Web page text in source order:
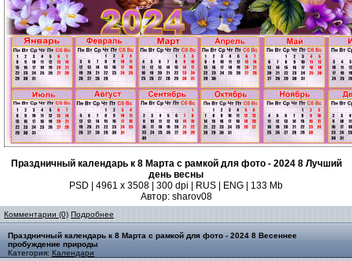
Праздничный календарь к 8 Марта с рамкой для фото - 2024 8 Лучший
день весны
PSD | 4961 х 3508 | 300 dpi | RUS | ENG | 133 Mb
Автор: sharov08
Комментарии (0) Подробнее
Праздничный календарь к 8 Марта с рамкой для фото - 2024 8 Весеннее
пробуждение природы
Категория: Календари